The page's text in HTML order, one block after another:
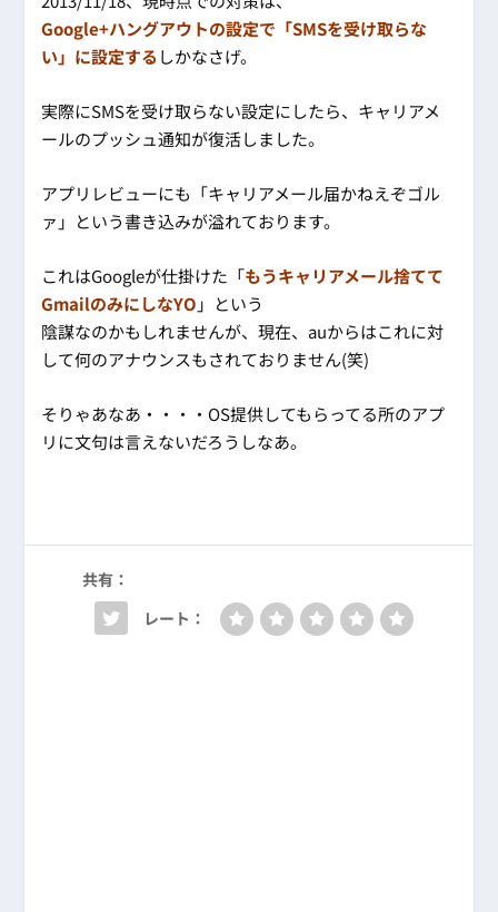
Google+ハングアウトの設定で「SMSを受け取らな
い」に設定するしかなさげ。
実際にSMSを受け取らない設定にしたら、キャリアメ
ールのプッシュ通知が復活しました。
アプリレビューにも「キャリアメール届かねえぞゴル
ァ」という書き込みが溢れております。
これはGoogleが仕掛けた「もうキャリアメール捨てて
GmailのみにしなYO 」という
陰謀なのかもしれませんが、現在、auからはこれに対
して何のアナウンスもされておりません(笑)
そりゃあなあ・・・・OS提供してもらってる所のアプ
リに文句は言えないだろうしなあ。
共有：
レート：